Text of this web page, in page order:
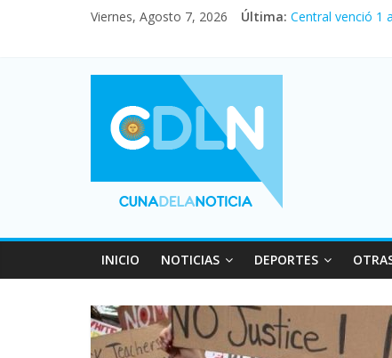
Viernes, Agosto 7, 2026 Última: Central venció 1
Vacaciones de
Fuerte caída de
INICIO NOTICIAS DEPORTES